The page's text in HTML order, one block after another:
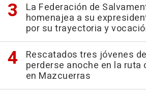
La Federación de
homenajea a su
por su trayectoria y
Rescatados tres jóvenes
perderse anoche en la ruta
en Mazcuerras